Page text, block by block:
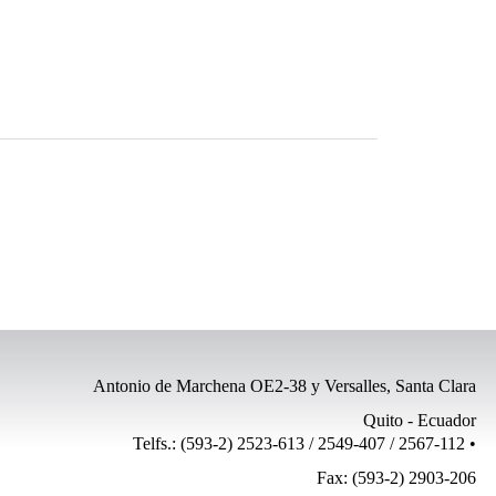
Antonio de Marchena OE2-38 y Versalles, Santa Clara
Quito - Ecuador
Telfs.: (593-2) 2523-613 / 2549-407 / 2567-112 •
Fax: (593-2) 2903-206